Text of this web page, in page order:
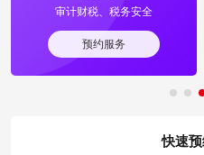
审计财税、税务安全
预约服务
快速